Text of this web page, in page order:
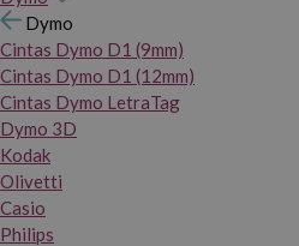
Dymo
Cintas Dymo D1 (9mm)
Cintas Dymo D1 (12mm)
Cintas Dymo LetraTag
Dymo 3D
Kodak
Olivetti
Casio
Philips